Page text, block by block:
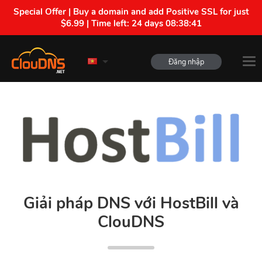
Special Offer | Buy a domain and add Positive SSL for just
$6.99 | Time left: 24 days 08:38:40
Đăng nhập
Giải pháp DNS với HostBill và
ClouDNS